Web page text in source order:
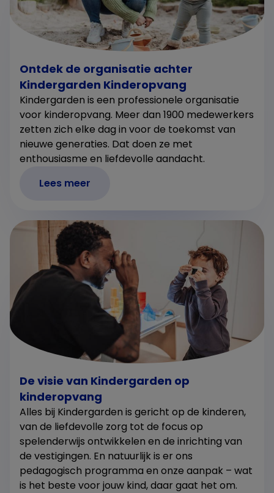
Ontdek de organisatie achter
Kindergarden Kinderopvang
Kindergarden is een professionele organisatie
voor kinderopvang. Meer dan 1900 medewerkers
zetten zich elke dag in voor de toekomst van
nieuwe generaties. Dat doen ze met
enthousiasme en liefdevolle aandacht.
Lees meer
De visie van Kindergarden op
kinderopvang
Alles bij Kindergarden is gericht op de kinderen,
van de liefdevolle zorg tot de focus op
spelenderwijs ontwikkelen en de inrichting van
de vestigingen. En natuurlijk is er ons
pedagogisch programma en onze aanpak – wat
is het beste voor jouw kind, daar gaat het om.